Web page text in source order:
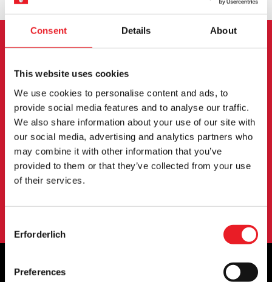
Consent Details About
This website uses cookies
We use cookies to personalise content and ads, to
provide social media features and to analyse our traffic.
We also share information about your use of our site with
our social media, advertising and analytics partners who
may combine it with other information that you’ve
provided to them or that they’ve collected from your use
of their services.
Selection
Erforderlich
Preferences
NEWSLETTER
Melden Sie sich an, um über neue Produkte,
Veranstaltungen und mehr informiert zu werden.
ANMELDUNG
unseremDatenschutzbestimmungen.